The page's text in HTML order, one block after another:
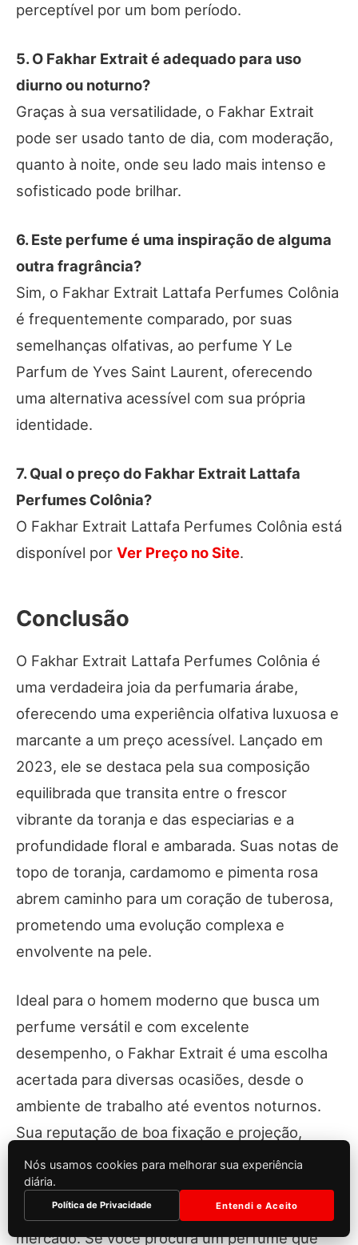
perceptível por um bom período.
5. O Fakhar Extrait é adequado para uso
diurno ou noturno?
Graças à sua versatilidade, o Fakhar Extrait
pode ser usado tanto de dia, com moderação,
quanto à noite, onde seu lado mais intenso e
sofisticado pode brilhar.
6. Este perfume é uma inspiração de alguma
outra fragrância?
Sim, o Fakhar Extrait Lattafa Perfumes Colônia
é frequentemente comparado, por suas
semelhanças olfativas, ao perfume Y Le
Parfum de Yves Saint Laurent, oferecendo
uma alternativa acessível com sua própria
identidade.
7. Qual o preço do Fakhar Extrait Lattafa
Perfumes Colônia?
O Fakhar Extrait Lattafa Perfumes Colônia está
disponível por Ver Preço no Site.
Conclusão
O Fakhar Extrait Lattafa Perfumes Colônia é
uma verdadeira joia da perfumaria árabe,
oferecendo uma experiência olfativa luxuosa e
marcante a um preço acessível. Lançado em
2023, ele se destaca pela sua composição
equilibrada que transita entre o frescor
vibrante da toranja e das especiarias e a
profundidade floral e ambarada. Suas notas de
topo de toranja, cardamomo e pimenta rosa
abrem caminho para um coração de tuberosa,
prometendo uma evolução complexa e
envolvente na pele.
Ideal para o homem moderno que busca um
perfume versátil e com excelente
desempenho, o Fakhar Extrait é uma escolha
acertada para diversas ocasiões, desde o
ambiente de trabalho até eventos noturnos.
Sua reputação de boa fixação e projeção,
aliada à sua notável similaridade com perfumes
de grandes designers, solidifica sua posição
como uma fragrância de grande valor no
mercado. Se você procura um perfume que
Nós usamos cookies para melhorar sua experiência
diária.
Política de Privacidade Entendi e Aceito